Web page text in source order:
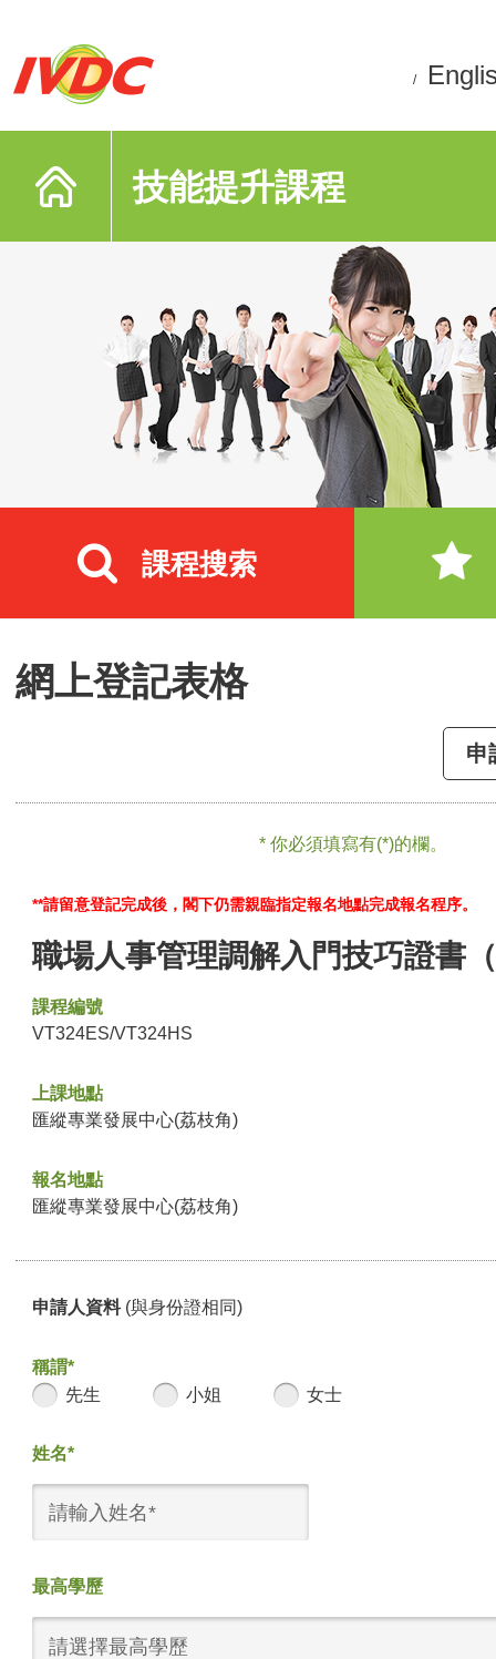
/
技能提升課程
課程搜索
網上登記表格
申
* 你必須填寫有(*)的欄。
**請留意登記完成後，閣下仍需親臨指定報名地點完成報名程序。
職場人事管理調解入門技巧證書
課程編號
VT324ES/VT324HS
上課地點
匯縱專業發展中心(荔枝角)
報名地點
匯縱專業發展中心(荔枝角)
申請人資料 (與身份證相同)
稱謂*
先生
小姐 女士
姓名*
最高學歷
請選擇最高學歷